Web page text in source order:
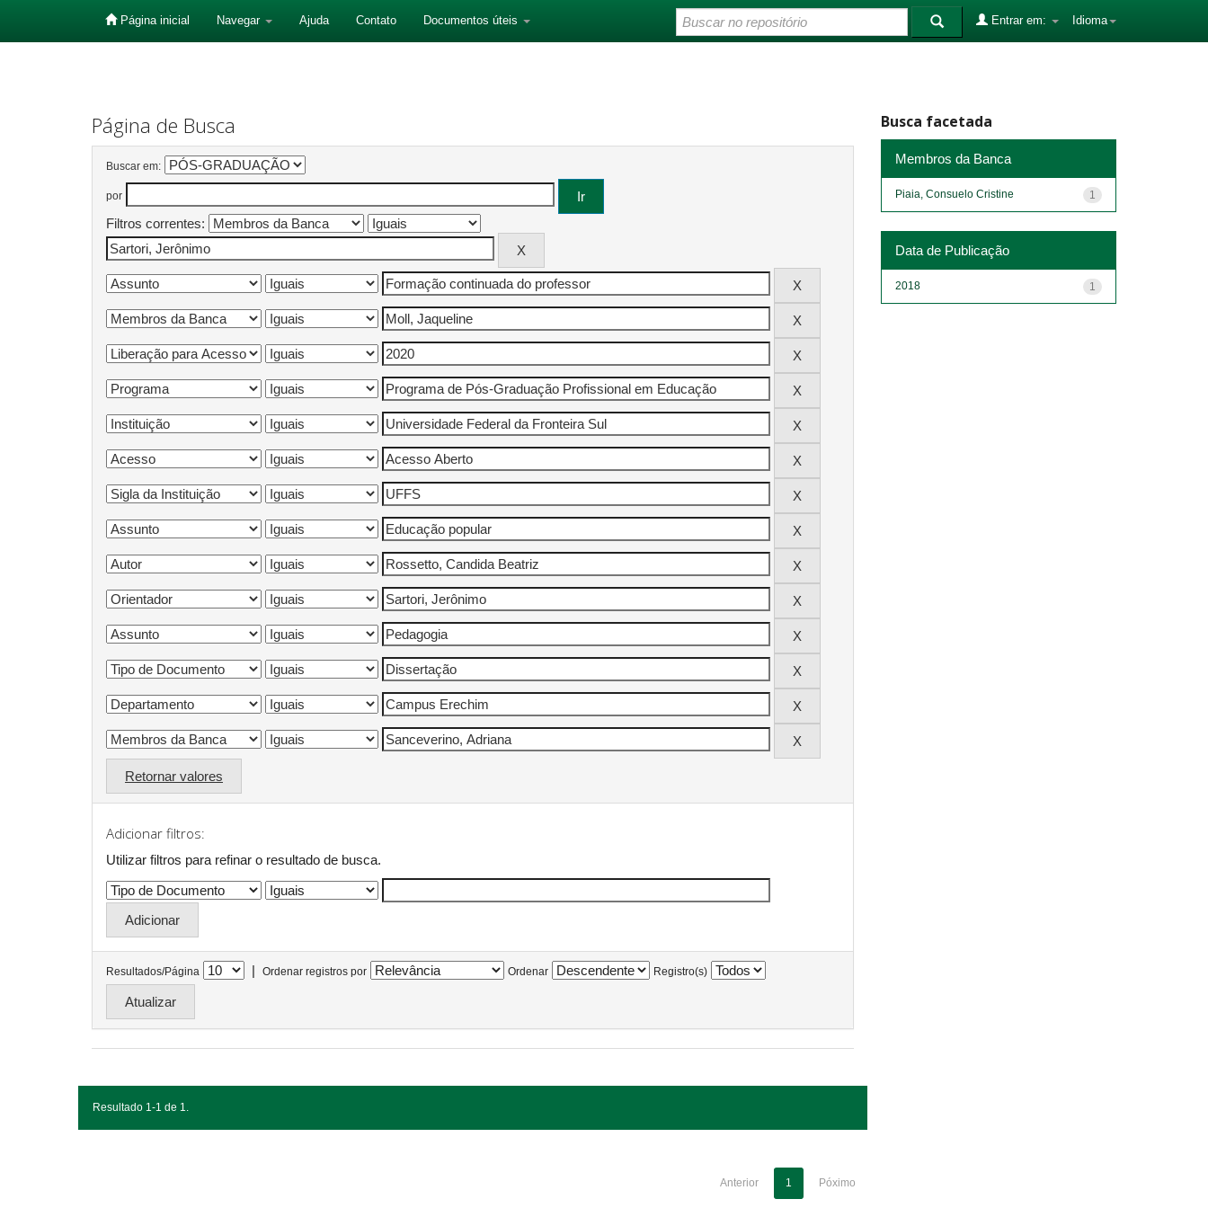
Página inicial Navegar Ajuda Contato Documentos úteis Idioma
Entrar em:
Página de Busca
Buscar em:
por
Filtros correntes:
Retornar valores
Adicionar filtros:
Utilizar filtros para refinar o resultado de busca.
Resultados/Página | Ordenar registros por Ordenar Registro(s)
Resultado 1-1 de 1.
Anterior 1 Póximo
Busca facetada
Membros da Banca
1
Piaia, Consuelo Cristine
Data de Publicação
1
2018